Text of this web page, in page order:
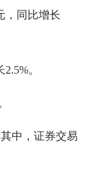
， 同比增长
2.5%。
中，证券交易